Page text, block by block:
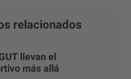
relacionados
llevan el
más allá